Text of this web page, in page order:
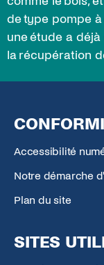
de type pompe à
une étude a
la récupération
Accessibilité
Notre démarche
Plan du site
SITES